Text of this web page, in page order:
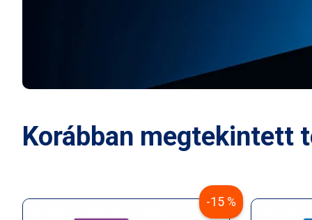
Korábban megtekintett
-15 %